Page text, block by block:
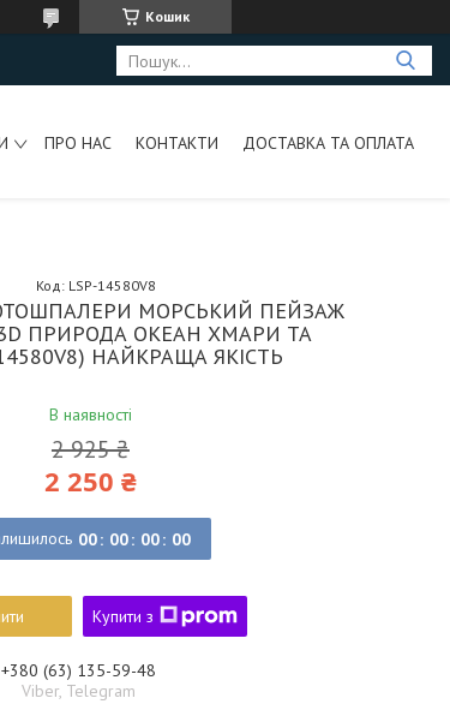
Кошик
ПРО НАС КОНТАКТИ ДОСТАВКА ТА ОПЛАТА
МОРСЬКИЙ ПЕЙЗАЖ
ПРИРОДА ОКЕАН ХМАРИ ТА
НАЙКРАЩА ЯКІСТЬ
В наявності
Код: LSP-14580V8
2 925 ₴
2 250 ₴
00 00 00 00
Купити з
+380 (63) 135-59-48
Viber, Telegram